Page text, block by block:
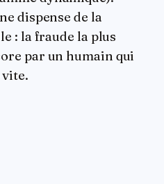
dispense de la
: la fraude la plus
par un humain qui